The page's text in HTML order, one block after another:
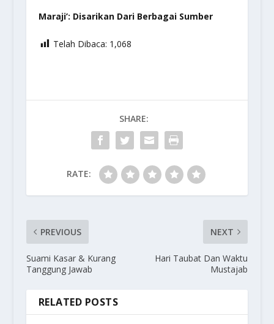
Maraji’: Disarikan Dari Berbagai Sumber
Telah Dibaca: 1,068
SHARE:
RATE:
PREVIOUS
Suami Kasar & Kurang
Tanggung Jawab
NEXT
Hari Taubat Dan Waktu
Mustajab
RELATED POSTS